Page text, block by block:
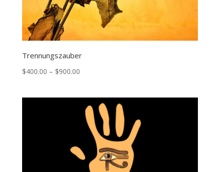
Trennungszauber
$400.00 – $900.00Price
through
$900.00